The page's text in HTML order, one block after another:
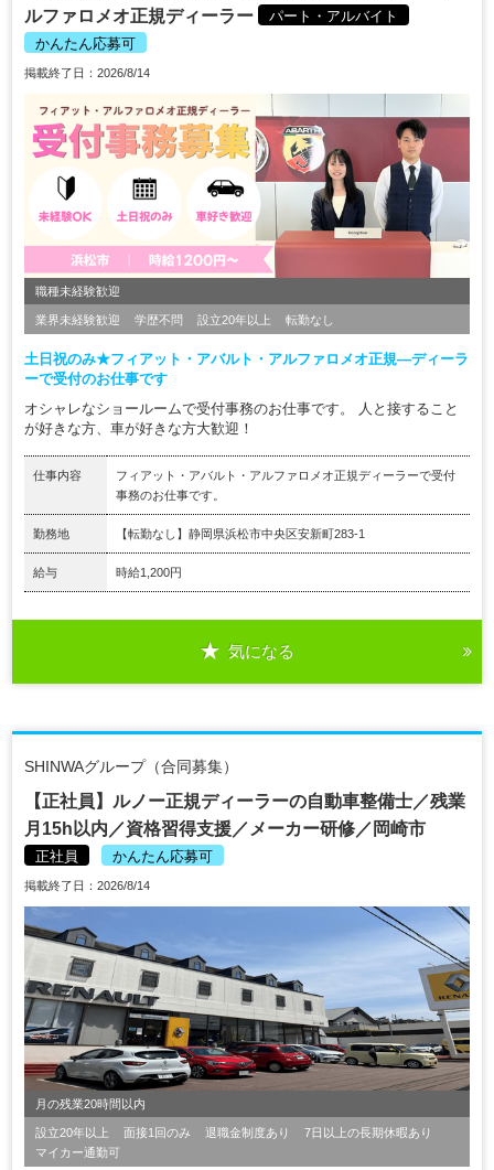
ルファロメオ正規ディーラー
パート・アルバイト
かんたん応募可
掲載終了日：2026/8/14
職種未経験歓迎
業界未経験歓迎 学歴不問 設立20年以上 転勤なし
土日祝のみ★フィアット・アバルト・アルファロメオ正規―ディーラ
ーで受付のお仕事です
オシャレなショールームで受付事務のお仕事です。 人と接すること
が好きな方、車が好きな方大歓迎！
仕事内容
フィアット・アバルト・アルファロメオ正規ディーラーで受付
事務のお仕事です。
勤務地 【転勤なし】静岡県浜松市中央区安新町283-1
給与 時給1,200円
気になる
SHINWAグループ（合同募集）
【正社員】ルノー正規ディーラーの自動車整備士／残業
月15h以内／資格習得支援／メーカー研修／岡崎市
正社員 かんたん応募可
掲載終了日：2026/8/14
月の残業20時間以内
設立20年以上 面接1回のみ 退職金制度あり
7日以上の長期休暇あり
マイカー通勤可